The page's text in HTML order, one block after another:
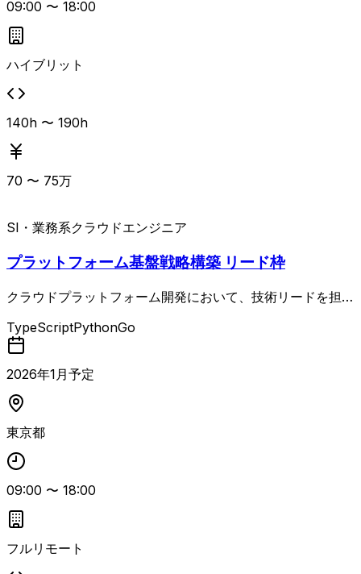
09:00 〜 18:00
ハイブリット
140h 〜 190h
70 〜 75万
SI・業務系クラウドエンジニア
プラットフォーム基盤戦略構築 リード枠
クラウドプラットフォーム開発において、技術リードを担っ
ら、アーキテクチャ設計や実装に深く関与できるポジション
です。
TypeScriptPythonGo
2026年1 月予定
東京都
09:00 〜 18:00
フルリモート